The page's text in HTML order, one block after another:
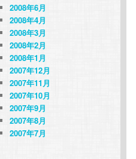
2008年6月
2008年4月
2008年3月
2008年2月
2008年1月
2007年12月
2007年11月
2007年10月
2007年9月
2007年8月
2007年7月